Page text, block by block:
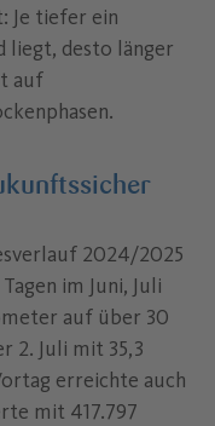
Je tiefer ein
liegt, desto länger
auf
2024/2025
im Juni, Juli
auf über 30
2. Juli mit 35,3
erreichte auch
mit 417.797